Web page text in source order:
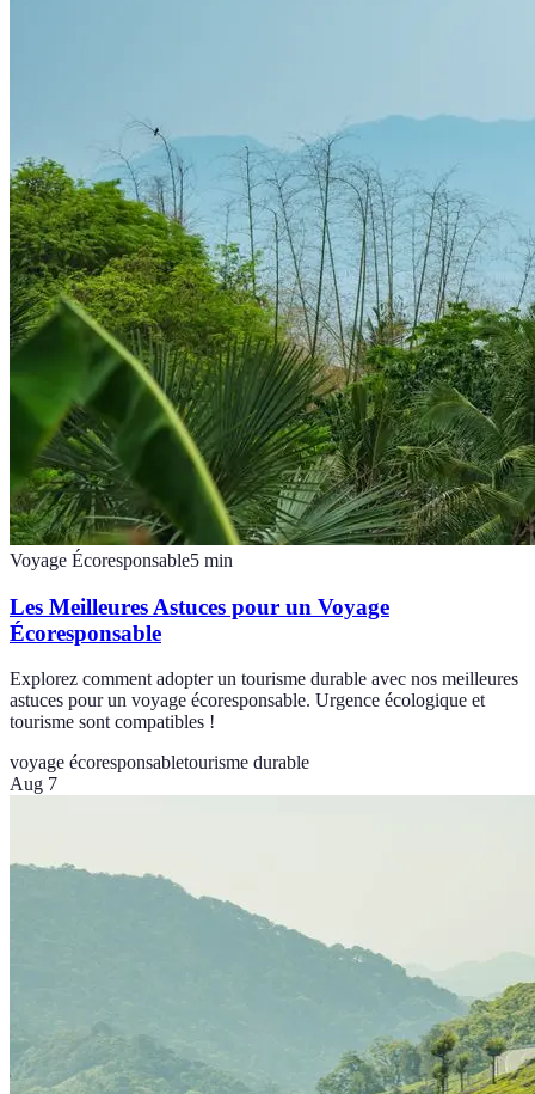
Voyage Écoresponsable5 min
Les Meilleures Astuces pour un Voyage
Écoresponsable
Explorez comment adopter un tourisme durable avec nos meilleures
astuces pour un voyage écoresponsable. Urgence écologique et
tourisme sont compatibles !
voyage écoresponsabletourisme durable
Aug 7